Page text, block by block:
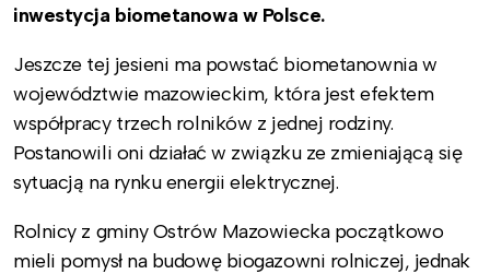
inwestycja biometanowa w Polsce.
Jeszcze tej jesieni ma powstać biometanownia w
województwie mazowieckim, która jest efektem
współpracy trzech rolników z jednej rodziny.
Postanowili oni działać w związku ze zmieniającą się
sytuacją na rynku energii elektrycznej.
Rolnicy z gminy Ostrów Mazowiecka początkowo
mieli pomysł na budowę biogazowni rolniczej, jednak